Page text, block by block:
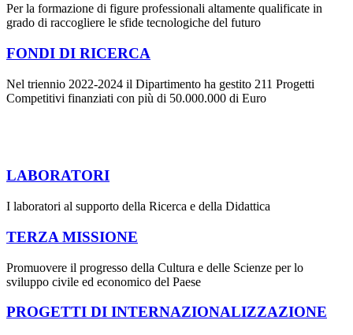
Per la formazione di figure professionali altamente qualificate in
grado di raccogliere le sfide tecnologiche del futuro
FONDI DI RICERCA
Nel triennio 2022-2024 il Dipartimento ha gestito 211 Progetti
Competitivi finanziati con più di 50.000.000 di Euro
LABORATORI
I laboratori al supporto della Ricerca e della Didattica
TERZA MISSIONE
Promuovere il progresso della Cultura e delle Scienze per lo
sviluppo civile ed economico del Paese
PROGETTI DI INTERNAZIONALIZZAZIONE